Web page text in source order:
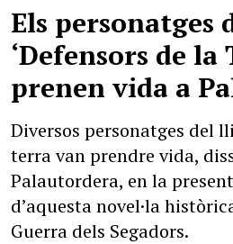
Els personatges
‘Defensors de la
prenen vida a
Diversos personatges del
terra van prendre vida,
Palautordera, en la
d’aquesta novel·la
Guerra dels Segadors.